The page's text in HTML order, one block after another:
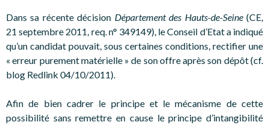
Dans sa récente décision Département des Hauts-de-Seine(CE,
21 septembre 2011, req. n° 349149), le Conseil d’Etat a indiqué
qu’un candidat pouvait, sous certaines conditions, rectifier une
« erreur purement matérielle » de son offre après son dépôt (cf.
blog Redlink 04/10/2011).
Afin de bien cadrer le principe et le mécanisme de cette
possibilité sans remettre en cause le principe d’intangibilité